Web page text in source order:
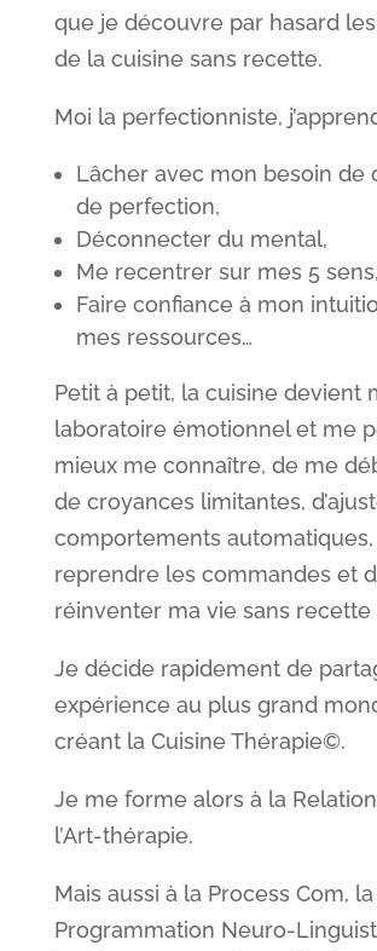
que je découvre par hasard
de la cuisine sans recette.
Moi la perfectionniste,
Lâcher avec mon besoin de
de perfection,
Déconnecter du mental,
Me recentrer sur mes 5 sens,
Faire confiance à mon
mes ressources…
Petit à petit, la cuisine devient
laboratoire émotionnel et me
mieux me connaître, de me
de croyances limitantes,
comportements
reprendre les commandes et
réinventer ma vie sans recette
Je décide rapidement de
expérience au plus grand
créant la Cuisine Thérapie©.
Je me forme alors à la Relation
l’Art-thérapie.
Mais aussi à la Process Com, la
Programmation Neuro-